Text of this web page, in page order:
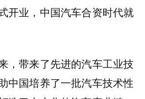
开业，中国汽车合资时代就
，带来了先进的汽车工业技
中国培养了一批汽车技术性